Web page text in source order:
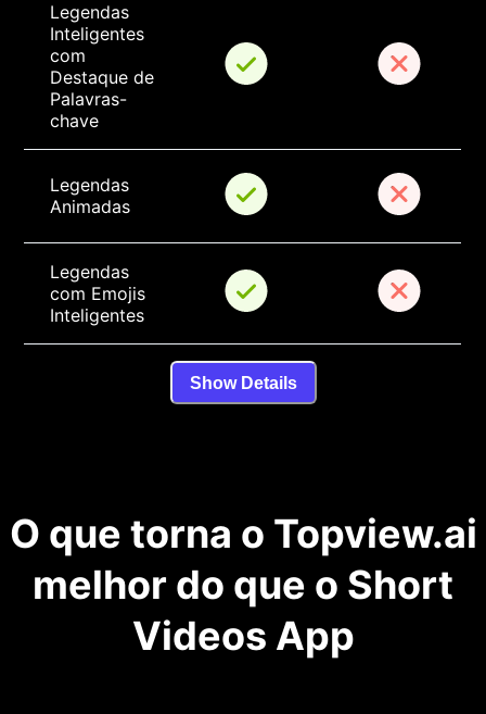
Legendas
Inteligentes
com
Destaque de
Palavras-
chave
Legendas
Animadas
Legendas
com Emojis
Inteligentes
Show Details
O que torna o Topview.ai
melhor do que o Short
Videos App